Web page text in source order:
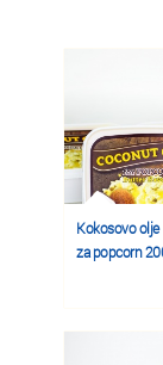
Kokosovo olje
za popcorn